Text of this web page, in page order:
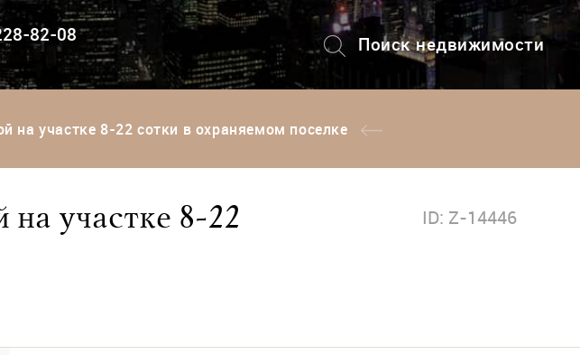
82-08
Поиск недвижимости
+7 (495) 228-82-08
на участке 8-22 сотки в охраняемом поселке
участке 8-22
ID: Z-14446